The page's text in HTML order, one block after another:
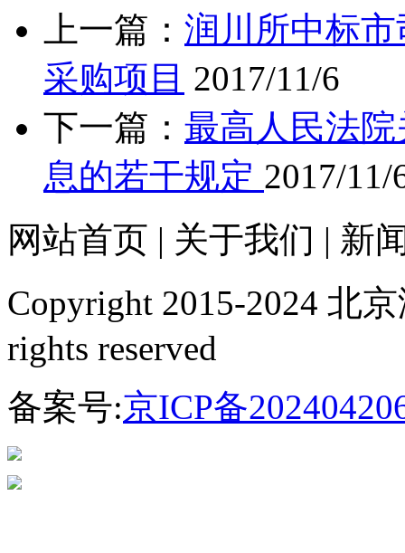
上一篇： 润川所中标
采购项目 2017/11/6
下一篇： 最高人民法
息的若干规定 2017/11/
网站首页 | 关于我们 | 新
Copyright 2015-2024 北
rights reserved
备案号:京ICP备